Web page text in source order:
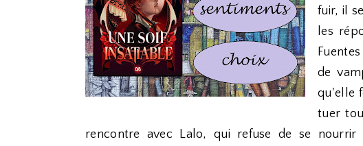
fuir, il
les
de
qu'elle
tuer
rencontre avec Lalo, qui refuse de se nourrir